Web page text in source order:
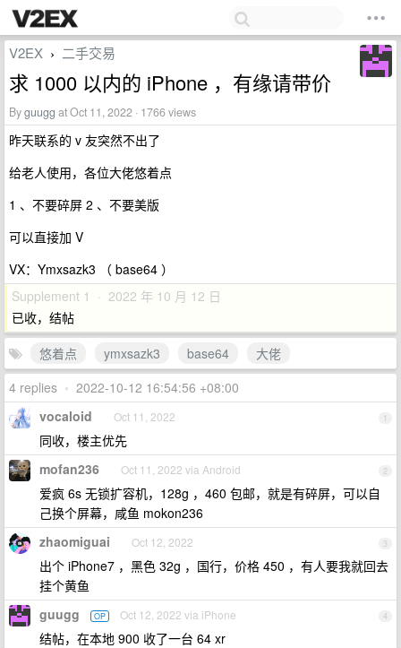
V2EX › 二手交易
求 1000 以内的 iPhone ，有缘请带价
Byguugg at Oct 11, 2022 · 1766 views
昨天联系的 v 友突然不出了
给老人使用，各位大佬悠着点
1 、不要碎屏 2 、不要美版
可以直接加 V
VX：Ymxsazk3 （ base64 ）
Supplement 1 · 2022 年 10 月 12 日
已收，结帖
悠着点
ymxsazk3 base64
大佬
4 replies • 2022-10-12 16:54:56 +08:00
1
vocaloid Oct 11, 2022
同收，楼主优先
2
mofan236 Oct 11, 2022 via Android
爱疯 6s 无锁扩容机，128g ，460 包邮，就是有碎屏，可以自
己换个屏幕，咸鱼 mokon236
3
zhaomiguai Oct 12, 2022
出个 iPhone7 ，黑色 32g ，国行，价格 450 ，有人要我就回去
挂个黄鱼
4
guugg OP Oct 12, 2022 via iPhone
结帖，在本地 900 收了一台 64 xr